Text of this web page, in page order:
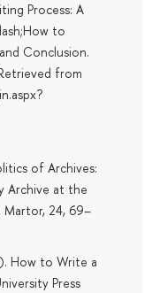
Process: A
to
Conclusion.
from
of Archives:
Archive at the
24, 69–
How to Write a
Press